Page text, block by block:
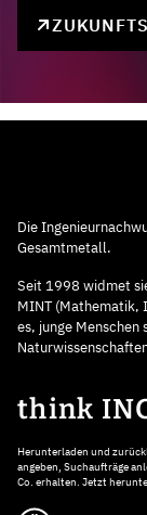
Die
Gesamtmetall.
Seit 1998 widmet
MINT (Mathematik,
es, junge
think
Herunterladen und
angeben, Suchaufträge
Co. erhalten. Jetzt